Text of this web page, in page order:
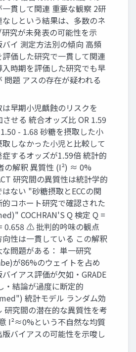
貫して関連 重要な観察 2研
なしという結果は、多数のネ
研究が未発表の可能性を示
バイ 測定方法別の傾向 高頻
価した研究で一貫して関連
入時期を評価した研究でも早
問題 アスの存在が疑われる
早期小児齲蝕のリスクを
せる 統合オッズ比 OR 1.59
- 1.68 砂糖を摂取した小
取しなかった小児と比較して
するオッズが1.59倍 統計的
の解釈 異質性 (I²) ≈ 0%
研究間の異質性は統計学的
ない "砂糖摂取とECCの関
コホート研究で確認された
COCHRAN'S Q 検定 Q =
0.658 ⚠ 批判的吟味の観点
性は一貫している この解釈
な問題がある： 単一研究
が86%のウェイトを占め
イアス評価が欠如・GRADE
・結論が過度に断定的
統計モデル ランダム効
研究間の潜在的な異質性を考
I²≈0%という不自然な均質
バイアスの可能性を示唆し